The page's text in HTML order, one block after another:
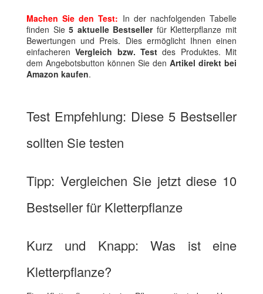
Machen Sie den Test: In der nachfolgenden Tabelle
finden Sie5 aktuelle Bestsellerfür Kletterpflanze mit
Bewertungen und Preis. Dies ermöglicht Ihnen einen
einfacherenVergleich bzw. Test des Produktes. Mit
dem Angebotsbutton können Sie den Artikel direkt bei
Amazon kaufen.
Test Empfehlung: Diese 5 Bestseller
sollten Sie testen
Tipp: Vergleichen Sie jetzt diese 10
Bestseller für Kletterpflanze
Kurz und Knapp: Was ist eine
Kletterpflanze?